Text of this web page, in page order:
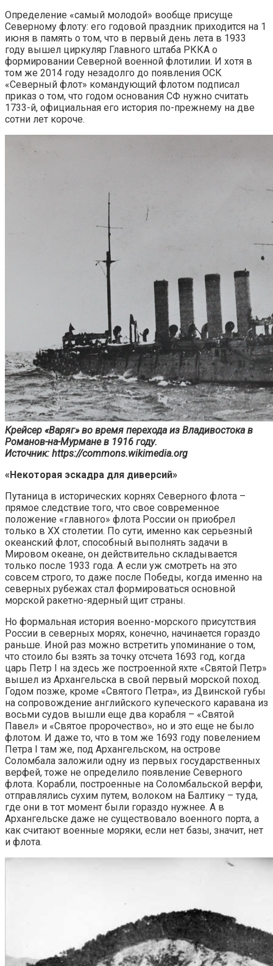
Определение «самый молодой» вообще присуще
Северному флоту: его годовой праздник приходится на 1
июня в память о том, что в первый день лета в 1933
году вышел циркуляр Главного штаба РККА о
формировании Северной военной флотилии. И хотя в
том же 2014 году незадолго до появления ОСК
«Северный флот» командующий флотом подписал
приказ о том, что годом основания СФ нужно считать
1733-й, официальная его история по-прежнему на две
сотни лет короче.
Крейсер «Варяг» во время перехода из Владивостока в
Романов-на-Мурмане в 1916 году.
Источник: https://commons.wikimedia.org
«Некоторая эскадра для диверсий»
Путаница в исторических корнях Северного флота –
прямое следствие того, что свое современное
положение «главного» флота России он приобрел
только в ХХ столетии. По сути, именно как серьезный
океанский флот, способный выполнять задачи в
Мировом океане, он действительно складывается
только после 1933 года. А если уж смотреть на это
совсем строго, то даже после Победы, когда именно на
северных рубежах стал формироваться основной
морской ракетно-ядерный щит страны.
Но формальная история военно-морского присутствия
России в северных морях, конечно, начинается гораздо
раньше. Иной раз можно встретить упоминание о том,
что стоило бы взять за точку отсчета 1693 год, когда
царь Петр I на здесь же построенной яхте «Святой Петр»
вышел из Архангельска в свой первый морской поход.
Годом позже, кроме «Святого Петра», из Двинской губы
на сопровождение английского купеческого каравана из
восьми судов вышли еще два корабля – «Святой
Павел» и «Святое пророчество», но и это еще не было
флотом. И даже то, что в том же 1693 году повелением
Петра I там же, под Архангельском, на острове
Соломбала заложили одну из первых государственных
верфей, тоже не определило появление Северного
флота. Корабли, построенные на Соломбальской верфи,
отправлялись сухим путем, волоком на Балтику – туда,
где они в тот момент были гораздо нужнее. А в
Архангельске даже не существовало военного порта, а
как считают военные моряки, если нет базы, значит, нет
и флота.